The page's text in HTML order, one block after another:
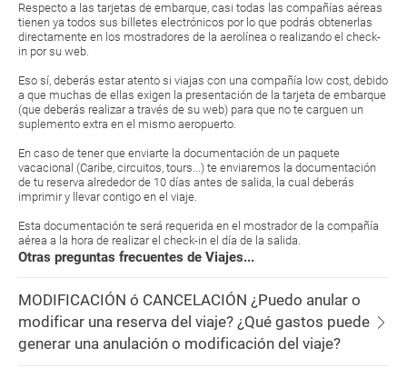
Respecto a las tarjetas de embarque, casi todas las compañías aéreas
tienen ya todos sus billetes electrónicos por lo que podrás obtenerlas
directamente en los mostradores de la aerolínea o realizando el check-
in por su web.
Eso sí, deberás estar atento si viajas con una compañía low cost, debido
a que muchas de ellas exigen la presentación de la tarjeta de embarque
(que deberás realizar a través de su web) para que no te carguen un
suplemento extra en el mismo aeropuerto.
En caso de tener que enviarte la documentación de un paquete
vacacional (Caribe, circuitos, tours...) te enviaremos la documentación
de tu reserva alrededor de 10 días antes de salida, la cual deberás
imprimir y llevar contigo en el viaje.
Esta documentación te será requerida en el mostrador de la compañía
aérea a la hora de realizar el check-in el día de la salida.
Otras preguntas frecuentes de Viajes...
MODIFICACIÓN ó CANCELACIÓN ¿Puedo anular o
modificar una reserva del viaje? ¿Qué gastos puede
generar una anulación o modificación del viaje?